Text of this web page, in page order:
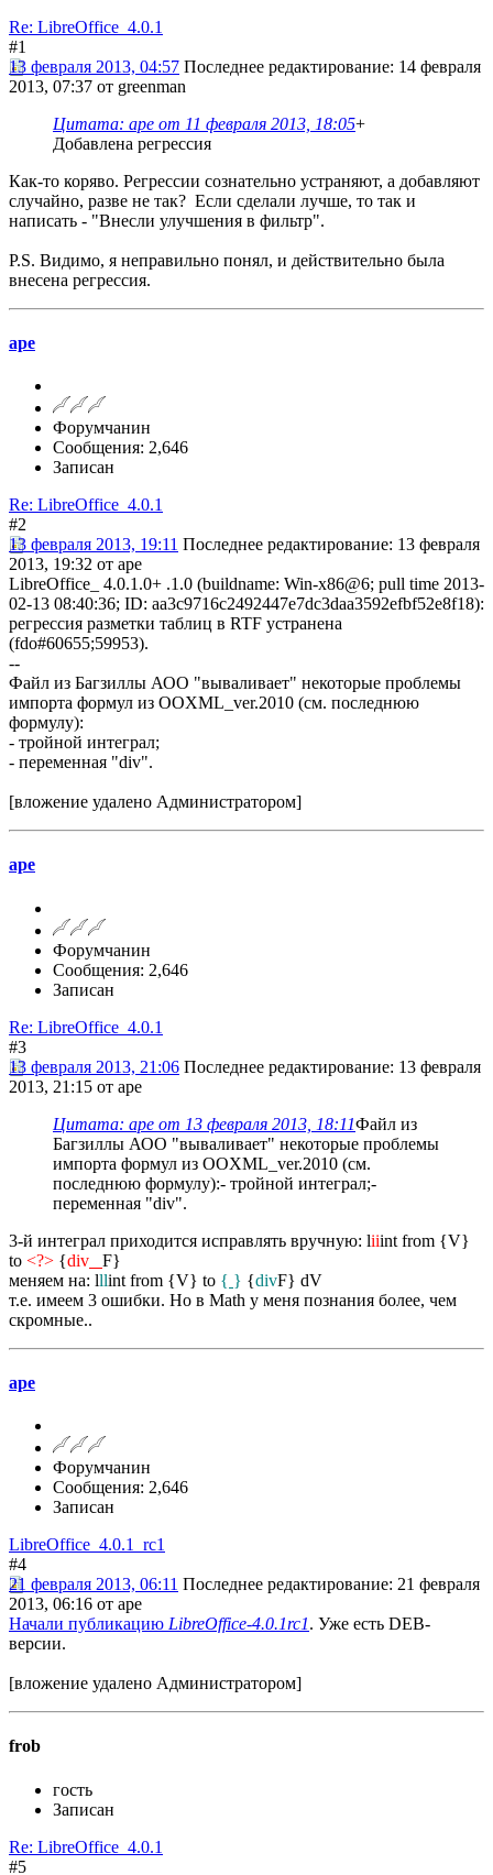
Re: LibreOffice_4.0.1
#1
13 февраля 2013, 04:57 Последнее редактирование: 14 февраля
2013, 07:37 от greenman
Цитата: ape от 11 февраля 2013, 18:05+
Добавлена регрессия
Как-то коряво. Регрессии сознательно устраняют, а добавляют
случайно, разве не так? Если сделали лучше, то так и
написать - "Внесли улучшения в фильтр".
P.S. Видимо, я неправильно понял, и действительно была
внесена регрессия.
ape
Форумчанин
Сообщения: 2,646
Записан
Re: LibreOffice_4.0.1
#2
13 февраля 2013, 19:11 Последнее редактирование: 13 февраля
2013, 19:32 от ape
LibreOffice_ 4.0.1.0+ .1.0 (buildname: Win-x86@6; pull time 2013-
02-13 08:40:36; ID: aa3c9716c2492447e7dc3daa3592efbf52e8f18):
регрессия разметки таблиц в RTF устранена
(fdo#60655;59953).
--
Файл из Багзиллы АОО "вываливает" некоторые проблемы
импорта формул из OOXML_ver.2010 (см. последнюю
формулу):
- тройной интеграл;
- переменная "div".
[вложение удалено Администратором]
ape
Форумчанин
Сообщения: 2,646
Записан
Re: LibreOffice_4.0.1
#3
13 февраля 2013, 21:06 Последнее редактирование: 13 февраля
2013, 21:15 от ape
Цитата: ape от 13 февраля 2013, 18:11Файл из
Багзиллы АОО "вываливает" некоторые проблемы
импорта формул из OOXML_ver.2010 (см.
последнюю формулу):- тройной интеграл;-
переменная "div".
3-й интеграл приходится исправлять вручную: liiint from {V}
to <?> {div
F}
меняем на: lllint from {V} to { } {divF} dV
т.е. имеем 3 ошибки. Но в Math у меня познания более, чем
скромные..
ape
Форумчанин
Сообщения: 2,646
Записан
LibreOffice_4.0.1_rc1
#4
21 февраля 2013, 06:11 Последнее редактирование: 21 февраля
2013, 06:16 от ape
Начали публикацию LibreOffice-4.0.1rc1. Уже есть DEB-
версии.
[вложение удалено Администратором]
frob
гость
Записан
Re: LibreOffice_4.0.1
#5